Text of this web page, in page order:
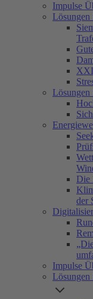
Impulse
Lösungen
Lösungen
Die
der
Impulse
Lösungen